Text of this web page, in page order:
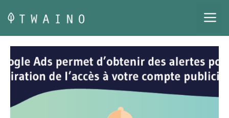
au
contenu